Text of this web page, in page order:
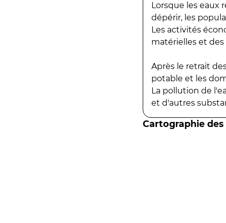
Lorsque les eaux
dépérir, les
Les activités
matérielles et
Après le retrait
potable et les
La pollution de
et d'autres
Cartographie